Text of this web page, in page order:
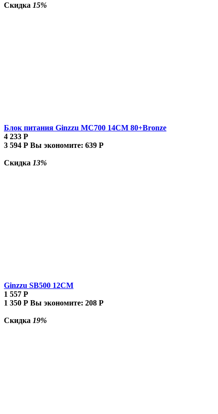
Скидка 15%
Блок питания Ginzzu MC700 14CM 80+Bronze
4 233 Р
3 594 Р Вы экономите: 639 Р
Скидка 13%
Ginzzu SB500 12CM
1 557 Р
1 350 Р Вы экономите: 208 Р
Скидка 19%